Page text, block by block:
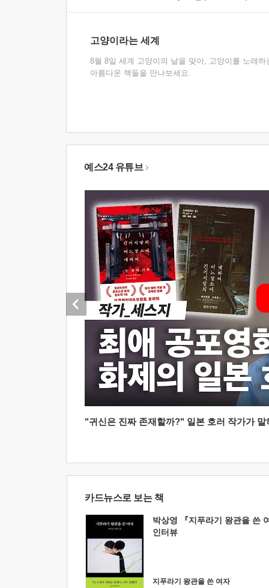
고양이라는 세계
8월 8일 세계 고양이의 날을 맞아, 고양이를 노래하
아름다운 책들을 만나보세요.
예스24 유튜브
"귀신은 진짜 존재할까?" 일본 호러 작가가
카드뉴스로 보는 책
박상영 『지푸라기 왕관을 쓴
인터뷰
지푸라기 왕관을 쓴 여자